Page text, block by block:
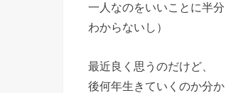
一人なのをいいことに半
わからないし）
最近良く思うのだけど、
後何年生きていくのか分か